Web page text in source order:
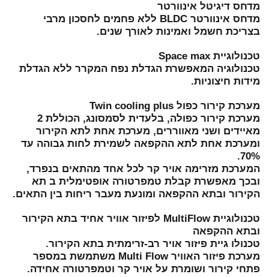
מדחס דיגיטל אינוורטר
מדחס אינוורטר BLDC ללא פחמים לחסכון מרבי
בצריכת חשמל ואמינות לאורך שנים.
טכנולוגיית Space max
טכנולוגיה המאפשרת הגדלת נפח המקרר ללא הגדלת
מידות חיצוניות.
מערכת קירור כפול Twin cooling plus
מערכת קירור כפולה, בלעדית לסמסונג, הכוללת 2
מאיידים ושני מאווררים, מערכת אחת לתא הקירור
ומערכת אחת לתא ההקפאה לשמירת לחות גבוהה עד
70%.
המערכת מזרימה אויר קר לכל אחד מהתאים בנפרד,
ובכך מאפשרת קבלת טמפרטורה אופטימלית ב תא
הקירור ובתא ההקפאה ומונעת מעבר ריחות בין התאים.
טכנולוגיית MultiFlow לפיזור אוויר אחיד בתא הקירור
ובתא ההקפאה
טכנולו גיית פיזור אויר רב-זרימתית בתא הקירור.
מערכת פיזור האוויר Multi Flow משתמשת במספר
פתחי קירור ושומרת על אויר קר וטמפרטורה אחידה.